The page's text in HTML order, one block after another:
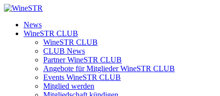
Zum
springen
WineSTR
News
WineSTR CLUB
WineSTR CLUB
CLUB News
Partner WineSTR CLUB
Angebote für Mitglieder WineSTR CLUB
Events WineSTR CLUB
Mitglied werden